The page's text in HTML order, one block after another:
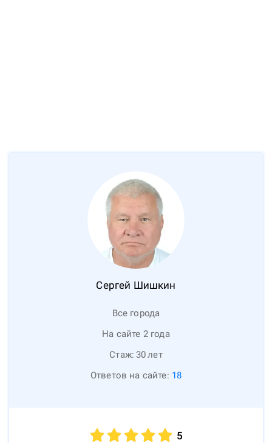
Сергей Шишкин
Все города
На сайте 2 года
Стаж: 30лет
Ответов на сайте: 18
5